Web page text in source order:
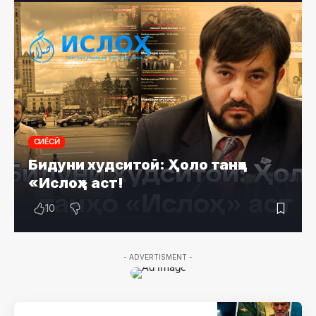
СИЁСӢ
Бидуни худситоӣ: Ҳоло танҳо
«Ислоҳ» аст!
10
- ADVERTISMENT -